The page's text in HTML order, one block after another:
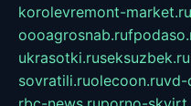
korolevremont-market.ru
oooagrosnab.ru
ukrasotki.ruseksuzbek.ru
sovratili.ruolecoon.ruvd-